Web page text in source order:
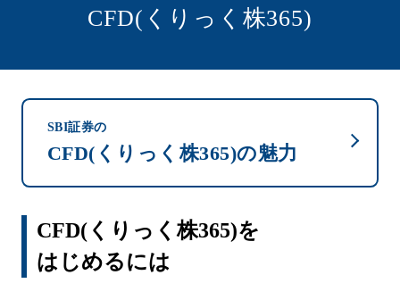
CFD(くりっく株365)
SBI証券の
CFD(くりっく株365)の魅力
CFD(くりっく株365)を
はじめるには